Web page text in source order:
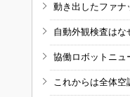
動き出したファナ
自動外観検査は
協働ロボットニュ
これからは全体